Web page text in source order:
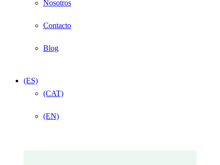
Nosotros
Contacto
Blog
(ES)
(CAT)
(EN)